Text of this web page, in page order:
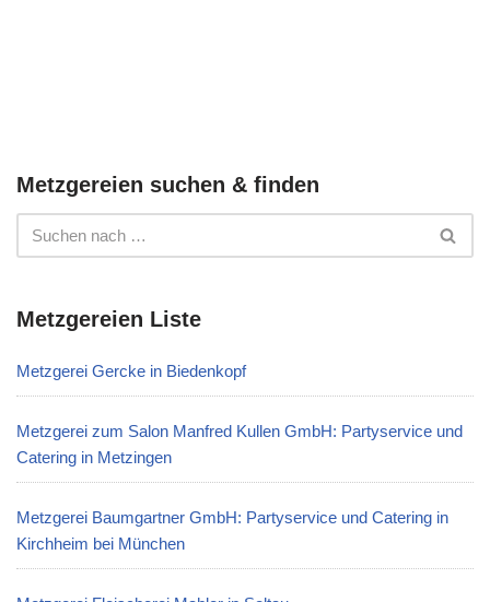
Metzgereien suchen & finden
Metzgereien Liste
Metzgerei Gercke in Biedenkopf
Metzgerei zum Salon Manfred Kullen GmbH: Partyservice und
Catering in Metzingen
Metzgerei Baumgartner GmbH: Partyservice und Catering in
Kirchheim bei München